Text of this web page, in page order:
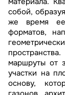
собой,
же время ее
форматов,
маршруты от
участки на
основу,